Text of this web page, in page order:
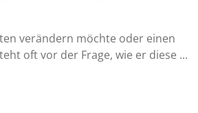
verändern möchte oder einen
oft vor der Frage, wie er diese ...